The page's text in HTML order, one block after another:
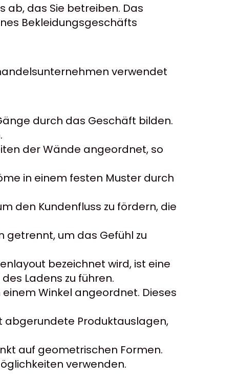
ab, das Sie betreiben. Das
Bekleidungsgeschäfts
verwendet
durch das Geschäft bilden.
der Wände angeordnet, so
in einem festen Muster durch
den Kundenfluss zu fördern, die
getrennt, um das Gefühl zu
bezeichnet wird, ist eine
Ladens zu führen.
Winkel angeordnet. Dieses
abgerundete Produktauslagen,
auf geometrischen Formen.
verwenden.